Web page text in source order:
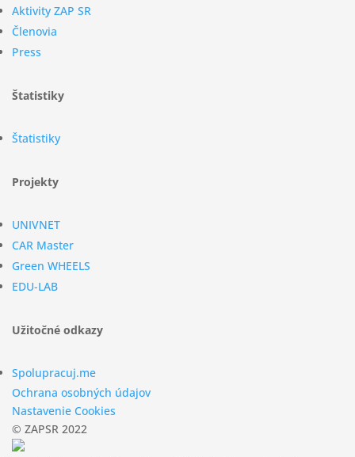
Aktivity ZAP SR
Členovia
Press
Štatistiky
Štatistiky
Projekty
UNIVNET
CAR Master
Green WHEELS
EDU-LAB
Užitočné odkazy
Spolupracuj.me
Ochrana osobných údajov
Nastavenie Cookies
© ZAPSR 2022